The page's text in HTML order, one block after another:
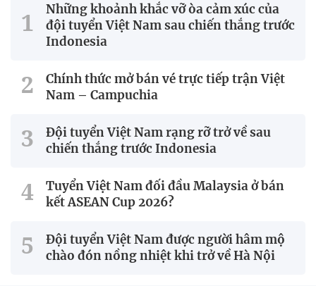
Những khoảnh khắc vỡ òa cảm xúc của
đội tuyển Việt Nam sau chiến thắng trước
Indonesia
Chính thức mở bán vé trực tiếp trận Việt
Nam – Campuchia
Đội tuyển Việt Nam rạng rỡ trở về sau
chiến thắng trước Indonesia
Tuyển Việt Nam đối đầu Malaysia ở bán
kết ASEAN Cup 2026?
Đội tuyển Việt Nam được người hâm mộ
chào đón nồng nhiệt khi trở về Hà Nội